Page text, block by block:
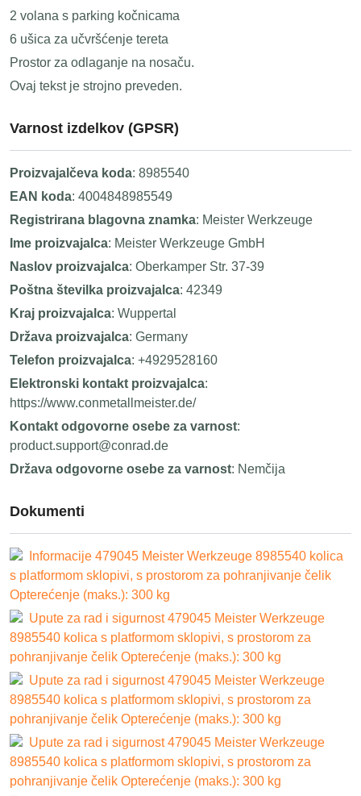
2 volana s parking kočnicama
6 ušica za učvršćenje tereta
Prostor za odlaganje na nosaču.
Ovaj tekst je strojno preveden.
Varnost izdelkov (GPSR)
Proizvajalčeva koda: 8985540
EAN koda: 4004848985549
Registrirana blagovna znamka: Meister Werkzeuge
Ime proizvajalca: Meister Werkzeuge GmbH
Naslov proizvajalca: Oberkamper Str. 37-39
Poštna številka proizvajalca: 42349
Kraj proizvajalca: Wuppertal
Država proizvajalca: Germany
Telefon proizvajalca: +4929528160
Elektronski kontakt proizvajalca:
https://www.conmetallmeister.de/
Kontakt odgovorne osebe za varnost:
product.support@conrad.de
Država odgovorne osebe za varnost: Nemčija
Dokumenti
Informacije 479045 Meister Werkzeuge 8985540 kolica
s platformom sklopivi, s prostorom za pohranjivanje čelik
Opterećenje (maks.): 300 kg
Upute za rad i sigurnost 479045 Meister Werkzeuge
8985540 kolica s platformom sklopivi, s prostorom za
pohranjivanje čelik Opterećenje (maks.): 300 kg
Upute za rad i sigurnost 479045 Meister Werkzeuge
8985540 kolica s platformom sklopivi, s prostorom za
pohranjivanje čelik Opterećenje (maks.): 300 kg
Upute za rad i sigurnost 479045 Meister Werkzeuge
8985540 kolica s platformom sklopivi, s prostorom za
pohranjivanje čelik Opterećenje (maks.): 300 kg